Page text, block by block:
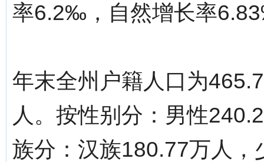
率6.2‰，自然增长率
年末全州户籍人口为
人。按性别分：男性
族分：汉族180.77万人